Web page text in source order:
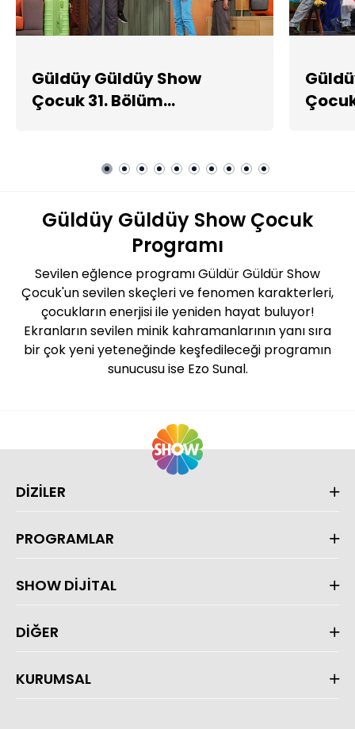
Güldüy Güldüy Show
Çocuk 31. Bölüm
Güldüy Güldüy Show Çocuk
Programı
Sevilen eğlence programı Güldür Güldür Show
Çocuk'un sevilen skeçleri ve fenomen karakterleri,
çocukların enerjisi ile yeniden hayat buluyor!
Ekranların sevilen minik kahramanlarının yanı sıra
bir çok yeni yeteneğinde keşfedileceği programın
sunucusu ise Ezo Sunal.
DİZİLER
PROGRAMLAR
SHOW DİJİTAL
DİĞER
KURUMSAL